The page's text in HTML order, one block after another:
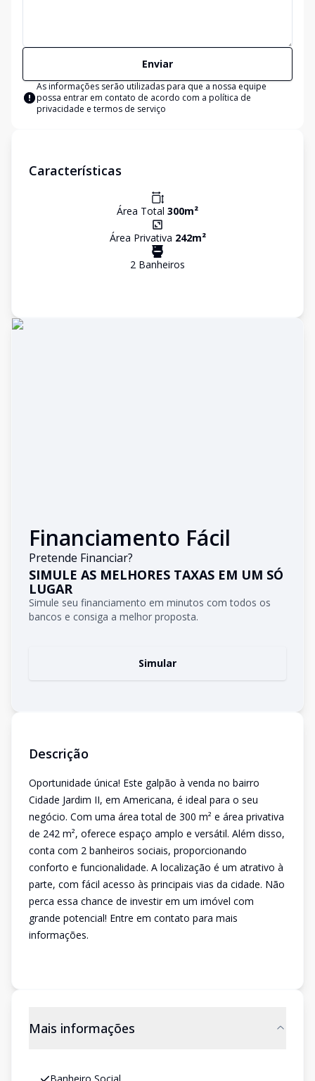
Enviar
As informações serão utilizadas para que a nossa equipe
possa entrar em contato de acordo com a política de
privacidade e termos de serviço
Características
Área Total 300m²
Área Privativa 242m²
2 Banheiros
Financiamento Fácil
Pretende Financiar?
SIMULE AS MELHORES TAXAS EM UM SÓ
LUGAR
Simule seu financiamento em minutos com todos os
bancos e consiga a melhor proposta.
Simular
Descrição
Oportunidade única! Este galpão à venda no bairro
Cidade Jardim II, em Americana, é ideal para o seu
negócio. Com uma área total de 300 m² e área privativa
de 242 m², oferece espaço amplo e versátil. Além disso,
conta com 2 banheiros sociais, proporcionando
conforto e funcionalidade. A localização é um atrativo à
parte, com fácil acesso às principais vias da cidade. Não
perca essa chance de investir em um imóvel com
grande potencial! Entre em contato para mais
informações.
Mais informações